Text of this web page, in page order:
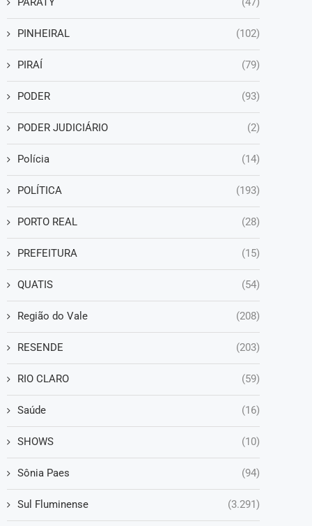
PINHEIRAL (102)
PIRAÍ (79)
PODER (93)
PODER JUDICIÁRIO (2)
Polícia (14)
POLÍTICA (193)
PORTO REAL (28)
PREFEITURA (15)
QUATIS (54)
Região do Vale (208)
RESENDE (203)
RIO CLARO (59)
Saúde (16)
SHOWS (10)
Sônia Paes (94)
Sul Fluminense (3.291)